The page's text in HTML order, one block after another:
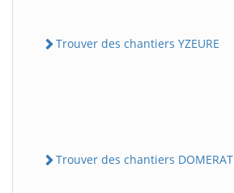
Trouver des chantiers YZEURE
Trouver des chantiers DOMERAT